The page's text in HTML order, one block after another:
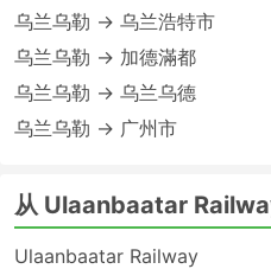
乌兰乌勒 → 乌兰浩特市
乌兰乌勒 → 加德滿都
乌兰乌勒 → 乌兰乌德
乌兰乌勒 → 广州市
从 Ulaanbaatar
Ulaanbaatar Railway